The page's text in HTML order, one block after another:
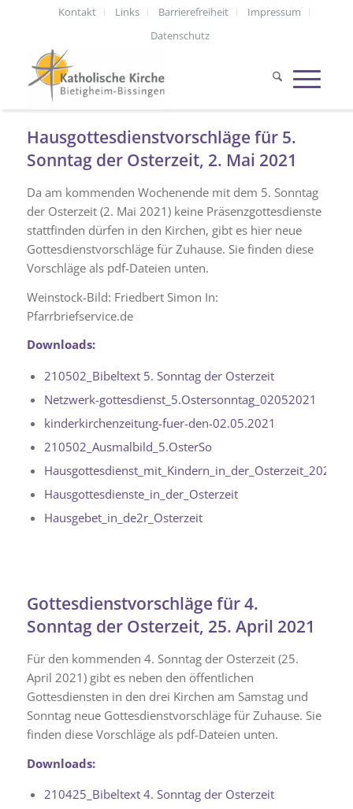
Kontakt Links Barrierefreiheit
Impressum
Datenschutz
Hausgottesdienstvorschläge für 5.
Sonntag der Osterzeit, 2. Mai 2021
Da am kommenden Wochenende mit dem 5. Sonntag
der Osterzeit (2. Mai 2021) keine Präsenzgottesdienste
stattfinden dürfen in den Kirchen, gibt es hier neue
Gottesdienstvorschläge für Zuhause. Sie finden diese
Vorschläge als pdf-Dateien unten.
Weinstock-Bild: Friedbert Simon In:
Pfarrbriefservice.de
Downloads:
210502_Bibeltext 5. Sonntag der Osterzeit
Netzwerk-gottesdienst_5.Ostersonntag_02052021
kinderkirchenzeitung-fuer-den-02.05.2021
210502_Ausmalbild_5.OsterSo
Hausgottesdienst_mit_Kindern_in_der_Osterzeit_2021
Hausgottesdienste_in_der_Osterzeit
Hausgebet_in_de2r_Osterzeit
Gottesdienstvorschläge für 4.
Sonntag der Osterzeit, 25. April 2021
Für den kommenden 4. Sonntag der Osterzeit (25.
April 2021) gibt es neben den öffentlichen
Gottesdiensten in den drei Kirchen am Samstag und
Sonntag neue Gottesdienstvorschläge für Zuhause. Sie
finden diese Vorschläge als pdf-Dateien unten.
Downloads:
210425_Bibeltext 4. Sonntag der Osterzeit